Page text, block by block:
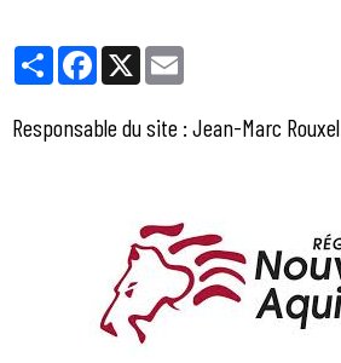
PartagerFacebook
X
Responsable du site : Jean-Marc Rouxel